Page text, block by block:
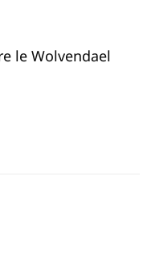
le Wolvendael